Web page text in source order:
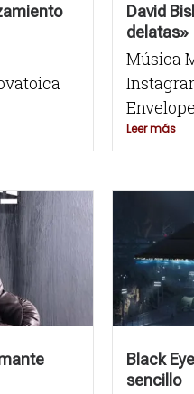
David
delatas»
Música
Leer más
Black
sencillo